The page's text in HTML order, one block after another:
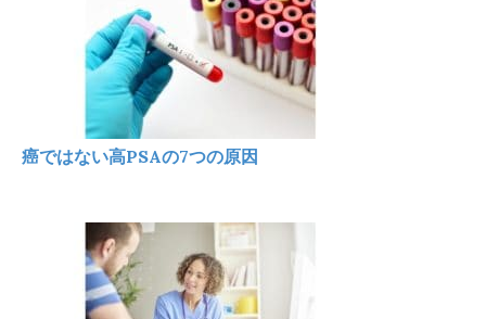
癌ではない高PSAの7つの原因